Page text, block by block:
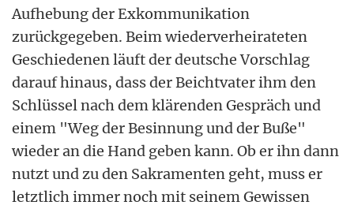
Aufhebung der Exkommunikation
zurückgegeben. Beim wiederverheirateten
Geschiedenen läuft der deutsche Vorschlag
darauf hinaus, dass der Beichtvater ihm den
Schlüssel nach dem klärenden Gespräch und
einem "Weg der Besinnung und der Buße"
wieder an die Hand geben kann. Ob er ihn dann
nutzt und zu den Sakramenten geht, muss er
letztlich immer noch mit seinem Gewissen